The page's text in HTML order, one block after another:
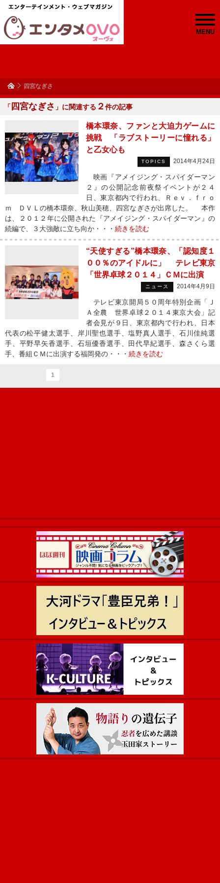
MENU
四宮なぎさ
「 四宮なぎさ 」に関連する ２件の記事
橋本環奈、ファンと大迫力ゲームに
挑戦 「ラブストーリーに憧れる」
と乙女心も
TOPICS 2014年4月24日
映画『アメイジング・スパイダーマン
２』の公開記念前夜祭イベントが２４
日、東京都内で行われ、Ｒｅｖ．ｆｒｏ
ｍ ＤＶＬの橋本環奈、秋山美穂、四宮なぎさが出席した。 本作
は、２０１２年に公開された『アメイジング・スパイダーマン』の
続編で、３大強敵に立ち向か・・・ 続きを読む
“天使すぎる”橋本環奈、「認知度１
００％のアイドルに」 テレビ東京
「世界卓球２０１４」ＣＭに出演
ニュース 2014年4月9日
テレビ東京開局５０周年特別企画「Ｊ
Ａ全農 世界卓球２０１４東京大会」記
者会見が９日、東京都内で行われ、日本
代表の松平健太選手、岸川聖也選手、塩野真人選手、石川佳純選
手、平野早矢香選手、石垣優香選手、田代早紀選手、森さくら選
手、番組ＣＭに出演する福岡発の・・・ 続きを読む
1